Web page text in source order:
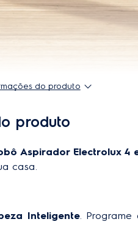
do produto
produto
Aspirador Electrolux 4
casa.
Inteligente .